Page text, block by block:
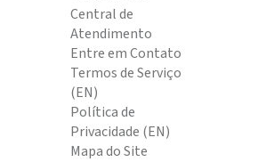
Central de
Atendimento
Entre em Contato
Termos de Serviço
(EN)
Política de
Privacidade (EN)
Mapa do Site